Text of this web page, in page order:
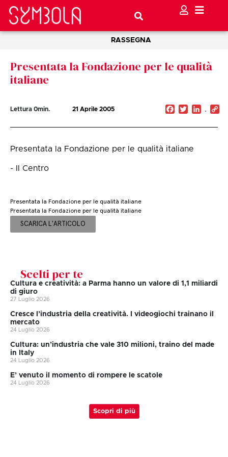
RASSEGNA
Presentata la Fondazione per le qualità
italiane
Lettura 0min. 21 Aprile 2005 Facebook
Twitter
Presentata la Fondazione per le qualità italiane
- Il Centro
Presentata la Fondazione per le qualità italiane
Presentata la Fondazione per le qualità italiane
SCARICA L'ARTICOLO
Scelti per te
Cultura e creatività: a Parma hanno un valore di 1,1 miliardi
di giuro
27 Luglio 2026
Cresce l’industria della creatività. I videogiochi trainano il
mercato
24 Luglio 2026
Cultura: un’industria che vale 310 milioni, traino del made
in Italy
24 Luglio 2026
E’ venuto il momento di rompere le scatole
24 Luglio 2026
Scopri di più